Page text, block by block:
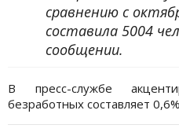
сравнению с
составила 5004
сообщении.
В пресс-службе
безработных составляет